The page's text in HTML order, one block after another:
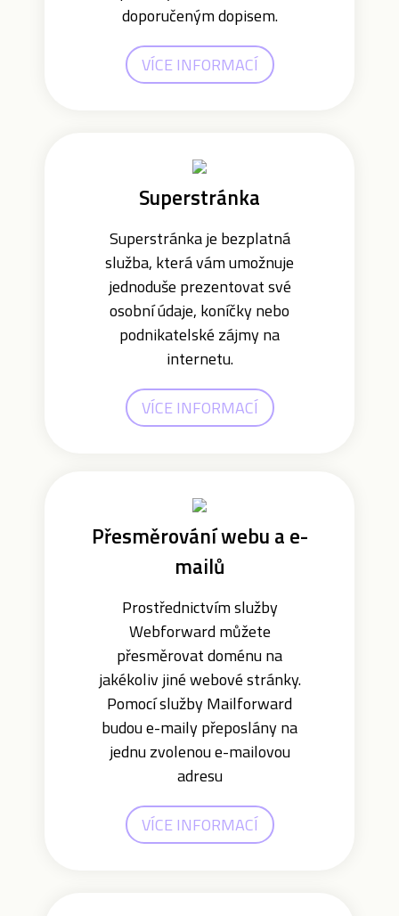
doporučeným dopisem.
VÍCE INFORMACÍ
Superstránka
Superstránka je bezplatná
služba, která vám umožnuje
jednoduše prezentovat své
osobní údaje, koníčky nebo
podnikatelské zájmy na
internetu.
VÍCE INFORMACÍ
Přesměrování webu a e-
mailů
Prostřednictvím služby
Webforward můžete
přesměrovat doménu na
jakékoliv jiné webové stránky.
Pomocí služby Mailforward
budou e-maily přeposlány na
jednu zvolenou e-mailovou
adresu
VÍCE INFORMACÍ